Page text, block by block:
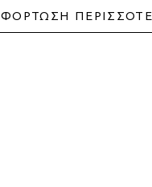
ΦΟΡΤΩΣΗ